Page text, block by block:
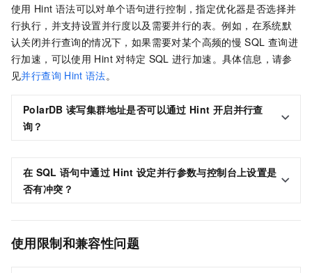
使用 Hint 语法可以对单个语句进行控制，指定优化器是否选择并
行执行，并支持设置并行度以及需要并行的表。例如，在系统默
认关闭并行查询的情况下，如果需要对某个高频的慢 SQL 查询进
行加速，可以使用 Hint 对特定 SQL 进行加速。具体信息，请参
见并行查询 Hint 语法。
PolarDB 读写集群地址是否可以通过 Hint 开启并行查
询？
在 SQL 语句中通过 Hint 设定并行参数与控制台上设置是
否有冲突？
使用限制和兼容性问题